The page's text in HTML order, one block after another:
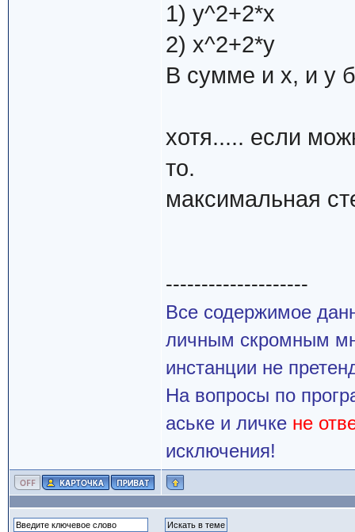
1) y^2+2*x
2) x^2+2*y
В сумме и x, и y
хотя..... если
то.
максимальная
--------------------
Все содержимое
личным скромным
инстанции не
На вопросы по
аське и личке не
исключения!